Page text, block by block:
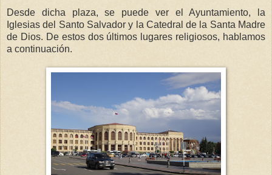
Desde dicha plaza, se puede ver el Ayuntamiento, la
Iglesias del Santo Salvador y la Catedral de la Santa Madre
de Dios. De estos dos últimos lugares religiosos, hablamos
a continuación.